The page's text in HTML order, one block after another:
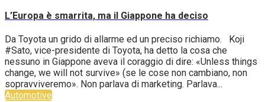
L’Europa è smarrita, ma il Giappone ha deciso
Da Toyota un grido di allarme ed un preciso richiamo. Koji
#Sato, vice-presidente di Toyota, ha detto la cosa che
nessuno in Giappone aveva il coraggio di dire: «Unless things
change, we will not survive» (se le cose non cambiano, non
sopravviveremo». Non parlava di marketing. Parlava...
Automotive